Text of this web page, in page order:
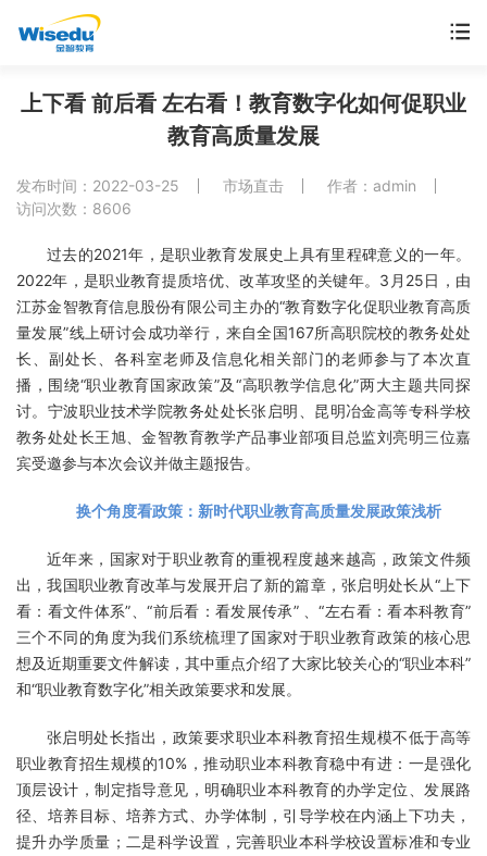
首页
产品服务
案例中心
市场动态
支持与服务
关于金智
金智教育研究院
上下看 前后看 左右看！教育数字化如何促职业
教育高质量发展
发布时间：2022-03-25 市场直击
作者：admin
访问次数：8606
过去的2021年，是职业教育发展史上具有里程碑意义的一年。
2022年，是职业教育提质培优、改革攻坚的关键年。3月25日，由
江苏金智教育信息股份有限公司主办的“教育数字化促职业教育高质
量发展”线上研讨会成功举行，来自全国167所高职院校的教务处处
长、副处长、各科室老师及信息化相关部门的老师参与了本次直
播，围绕“职业教育国家政策”及“高职教学信息化”两大主题共同探
讨。宁波职业技术学院教务处处长张启明、昆明冶金高等专科学校
教务处处长王旭、金智教育教学产品事业部项目总监刘亮明三位嘉
宾受邀参与本次会议并做主题报告。
换个角度看政策：新时代职业教育高质量发展政策浅析
近年来，国家对于职业教育的重视程度越来越高，政策文件频
出，我国职业教育改革与发展开启了新的篇章，张启明处长从“上下
看：看文件体系”、“前后看：看发展传承” 、“左右看：看本科教育”
三个不同的角度为我们系统梳理了国家对于职业教育政策的核心思
想及近期重要文件解读，其中重点介绍了大家比较关心的“职业本科”
和“职业教育数字化”相关政策要求和发展。
张启明处长指出，政策要求职业本科教育招生规模不低于高等
职业教育招生规模的10%，推动职业本科教育稳中有进：一是强化
顶层设计，制定指导意见，明确职业本科教育的办学定位、发展路
径、培养目标、培养方式、办学体制，引导学校在内涵上下功夫，
提升办学质量；二是科学设置，完善职业本科学校设置标准和专业